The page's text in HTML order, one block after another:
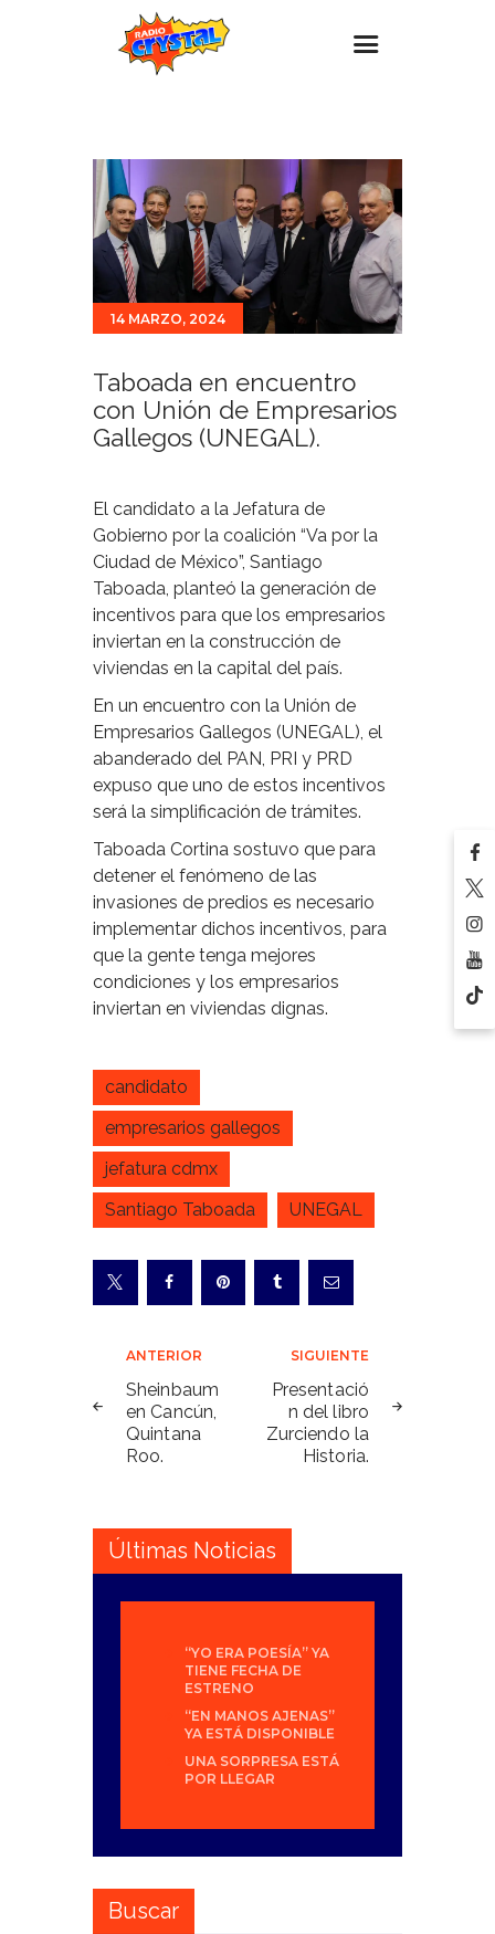
Estaciones
Eventos
Promociones
Noticias
Para ti
14 MARZO, 2024
Taboada en encuentro
con Unión de Empresarios
Gallegos (UNEGAL).
El candidato a la Jefatura de
Gobierno por la coalición “Va por la
Ciudad de México”, Santiago
Taboada, planteó la generación de
incentivos para que los empresarios
inviertan en la construcción de
viviendas en la capital del país.
En un encuentro con la Unión de
Empresarios Gallegos (UNEGAL), el
abanderado del PAN, PRI y PRD
expuso que uno de estos incentivos
será la simplificación de trámites.
Taboada Cortina sostuvo que para
detener el fenómeno de las
invasiones de predios es necesario
implementar dichos incentivos, para
que la gente tenga mejores
condiciones y los empresarios
inviertan en viviendas dignas.
candidato
empresarios gallegos
jefatura cdmx
Santiago Taboada
UNEGAL
Navegación
de
entradas
ANTERIOR
Sheinbaum
en Cancún,
Quintana
Roo.
SIGUIENTE
Presentació
n del libro
Zurciendo la
Historia.
Últimas Noticias
“YO ERA POESÍA” YA
TIENE FECHA DE
ESTRENO
“EN MANOS AJENAS”
YA ESTÁ DISPONIBLE
UNA SORPRESA ESTÁ
POR LLEGAR
Buscar